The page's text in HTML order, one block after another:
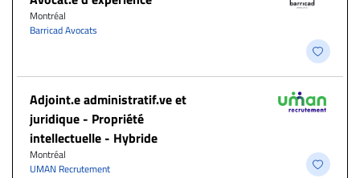
Montréal
Barricad Avocats
Adjoint.e administratif.ve et
juridique - Propriété
intellectuelle - Hybride
Montréal
UMAN Recrutement